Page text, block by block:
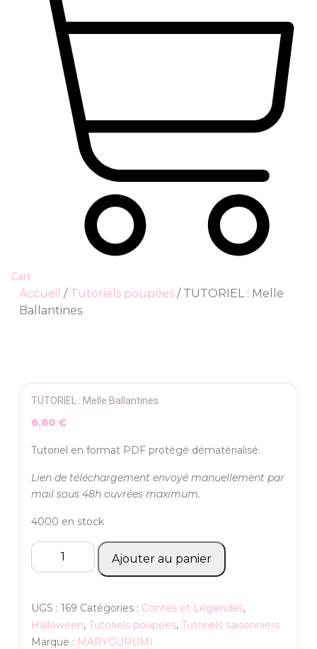
Cart
Accueil / Tutoriels poupées / TUTORIEL : Melle
Ballantines
TUTORIEL : Melle Ballantines
6,80 €
Tutoriel en format PDF protégé dématérialisé.
Lien de téléchargement envoyé manuellement par
mail sous 48h ouvrées maximum.
4000 en stock
quantité
de
Ballantines
Ajouter au panier
UGS : 169 Catégories : Contes et Légendes,
Halloween, Tutoriels poupées, Tutoriels saisonniers
Marque : MARYGURUMI